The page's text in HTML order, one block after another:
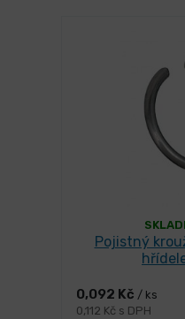
Pojistný
0,092 Kč / ks
0,112 Kč s DPH